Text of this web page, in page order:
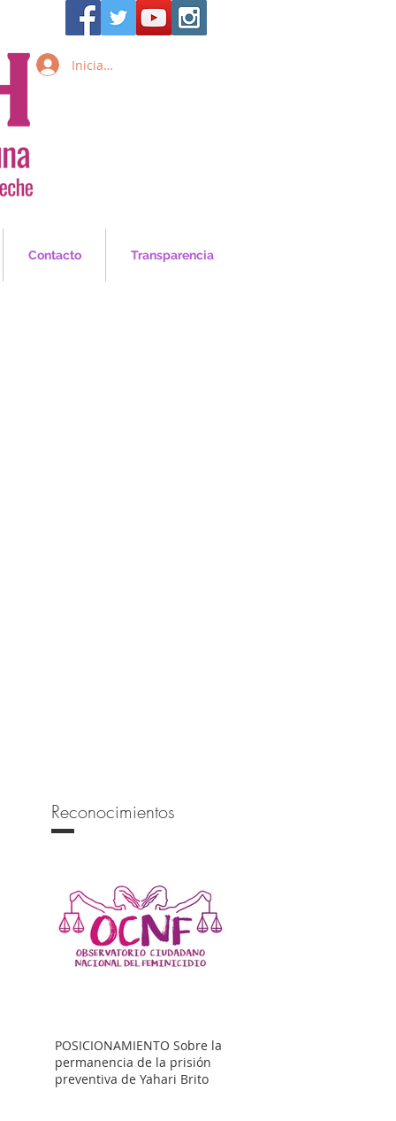
Iniciar sesión
Contacto Transparencia
Reconocimientos
POSICIONAMIENTO Sobre la
permanencia de la prisión
preventiva de Yahari Brito